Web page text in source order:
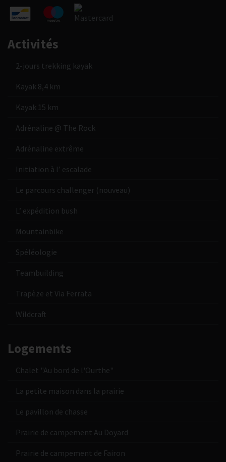
Activités
2-jours trekking kayak
Kayak 8,4 km
Kayak 15 km
Adrénaline @ The Rock
Adrénaline extrême
Initiation à l’ escalade
Le parcours challenger (nouveau)
L’ expédition bush
Mountainbike
Spéléologie
Teambuilding
Trapèze et Via Ferrata
Wildcraft
Logements
Chalet "Au bord de l'Ourthe"
La petite maison dans la prairie
Le pavillon de chasse
Prairie de campement Au Doyard
Prairie de campement de Fairon